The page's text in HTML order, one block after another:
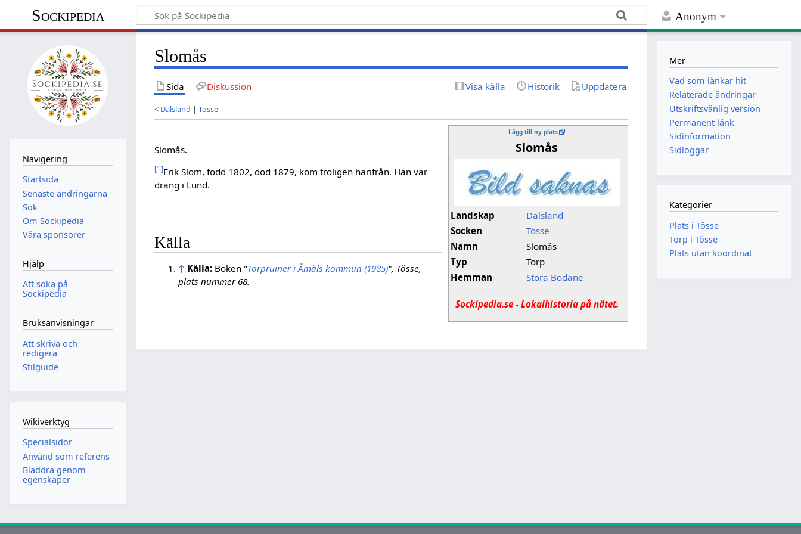
Anonym
Sockipedia
Slomås
Sida Diskussion Visa källa Historik Uppdatera
< Dalsland |Tösse
Lägg till ny plats
Slomås
Landskap
Dalsland
Socken
Tösse
Namn
Slomås
Typ
Torp
Hemman
Stora Bodane
Sockipedia.se - Lokalhistoria på nätet.
Slomås.
[1]Erik Slom, född 1802, död 1879, kom troligen härifrån. Han var
dräng i Lund.
Källa
↑ Källa: Boken "Torpruiner i Åmåls kommun (1985)", Tösse,
plats nummer 68.
Navigering
Startsida
Senaste ändringarna
Sök
Om Sockipedia
Våra sponsorer
Hjälp
Att söka på
Sockipedia
Bruksanvisningar
Att skriva och
redigera
Stilguide
Wikiverktyg
Specialsidor
Använd som referens
Bläddra genom
egenskaper
Mer
Vad som länkar hit
Relaterade ändringar
Utskriftsvänlig version
Permanent länk
Sidinformation
Sidloggar
Kategorier
Plats i Tösse
Torp i Tösse
Plats utan koordinat